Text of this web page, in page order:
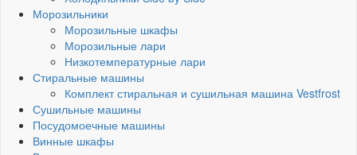
Морозильники
Морозильные шкафы
Морозильные лари
Низкотемпературные лари
Стиральные машины
Комплект стиральная и сушильная машина Vestfrost
Сушильные машины
Посудомоечные машины
Винные шкафы